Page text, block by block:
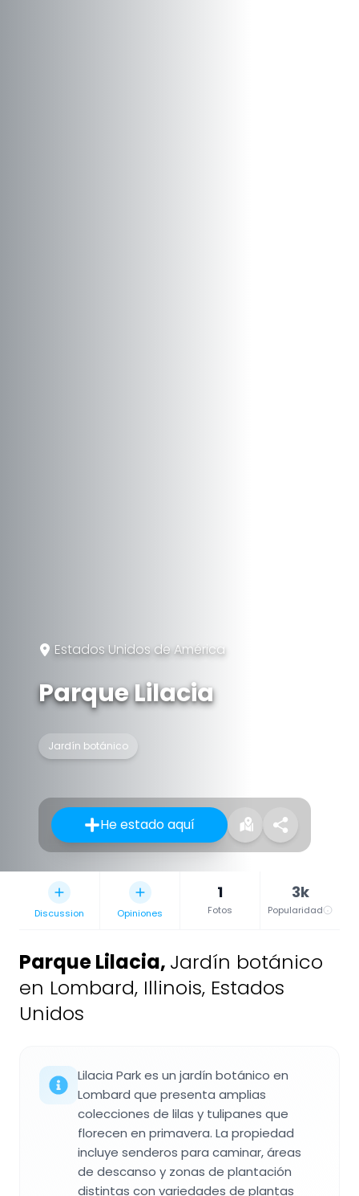
Estados Unidos de América
Parque Lilacia
Jardín botánico
He estado aquí
Discussion Opiniones
1
Fotos
3k
Popularidad
Parque Lilacia, Jardín botánico
en Lombard, Illinois, Estados
Unidos
Lilacia Park es un jardín botánico en
Lombard que presenta amplias
colecciones de lilas y tulipanes que
florecen en primavera. La propiedad
incluye senderos para caminar, áreas
de descanso y zonas de plantación
distintas con variedades de plantas